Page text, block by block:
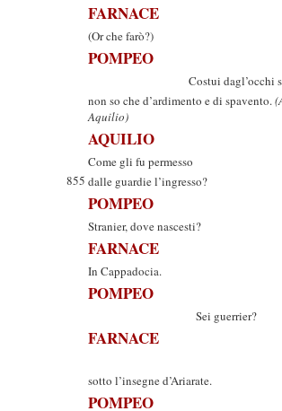
FARNACE
(Or che farò?)
POMPEO
Costui dagl’occhi
non so che d’ardimento e di spavento.
Aquilio)
AQUILIO
Come gli fu permesso
855 dalle guardie l’ingresso?
POMPEO
Stranier, dove nascesti?
FARNACE
In Cappadocia.
POMPEO
Sei guerrier?
FARNACE
sotto l’insegne d’Ariarate.
POMPEO